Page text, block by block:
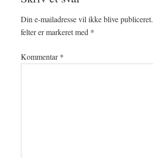
Din e-mailadresse vil ikke blive publiceret.
felter er markeret med *
Kommentar*